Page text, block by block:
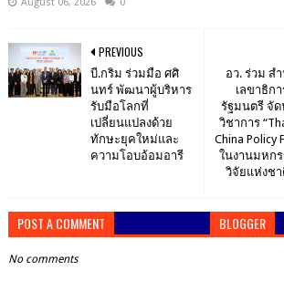
อว. ร่วม สํ
เลขาธิก
รัฐมนตรี จั
วิชาการ
China Policy
ในงานมหก
วิจัยแห่งชา
PREVIOUS
บี.กริม ร่วมมือ ศศิ
นทร์ พัฒนาผู้บริหาร
รับมือโลกที่
เปลี่ยนแปลงด้วย
ทักษะยุคใหม่และ
ความโอบอ้อมอารี
POST A COMMENT BLOGGER
No comments